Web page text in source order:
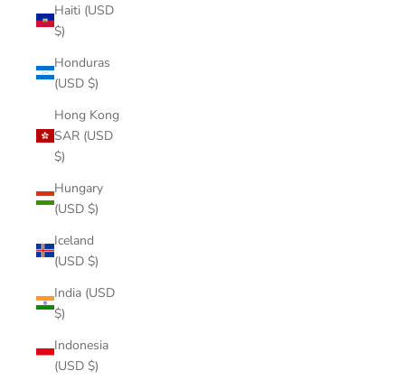
Haiti (USD
$)
Honduras
(USD $)
Hong Kong
SAR (USD
$)
Hungary
(USD $)
Iceland
(USD $)
India (USD
$)
Indonesia
(USD $)